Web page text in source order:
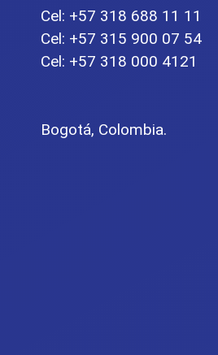
Cel: +57 318 688 11 11
Cel: +57 315 900 07 54
Cel: +57 318 000 4121
Bogotá, Colombia.